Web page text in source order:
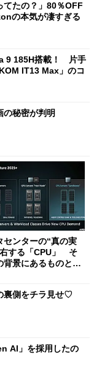
てたの？」80％OFF
の本気が凄すぎる
9 185H搭載！ 片手
IT13 Max」のコ
の秘密が判明
センターの“真の実
する「CPU」 そ
背景にあるものと
裏側をチラ見せ♡
AI」を採用したの